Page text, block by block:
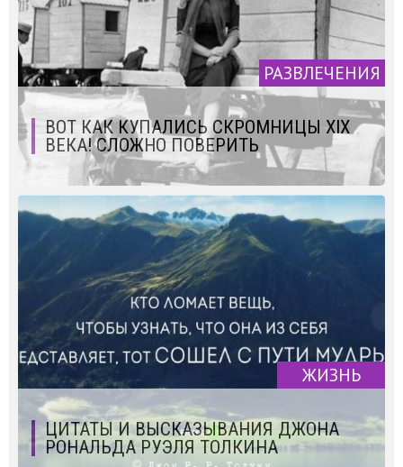
РАЗВЛЕЧЕНИЯ
ВОТ КАК КУПАЛИСЬ СКРОМНИЦЫ XIX
ВЕКА! СЛОЖНО ПОВЕРИТЬ
ЖИЗНЬ
ЦИТАТЫ И ВЫСКАЗЫВАНИЯ ДЖОНА
РОНАЛЬДА РУЭЛЯ ТОЛКИНА